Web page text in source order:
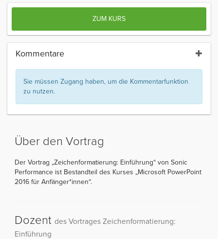
ZUM KURS
Kommentare
Sie müssen Zugang haben, um die Kommentarfunktion
zu nutzen.
Über den Vortrag
Der Vortrag „Zeichenformatierung: Einführung“ von Sonic
Performance ist Bestandteil des Kurses „Microsoft PowerPoint
2016 für Anfänger*innen“.
Dozent des Vortrages Zeichenformatierung:
Einführung